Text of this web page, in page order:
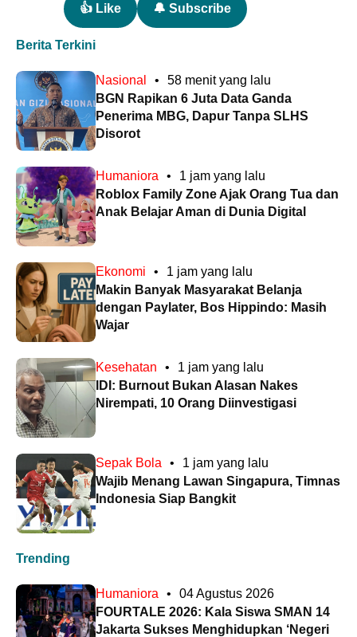
👍 Like 🔔 Subscribe
Berita Terkini
Nasional •
58 menit yang lalu
BGN Rapikan 6 Juta Data Ganda
Penerima MBG, Dapur Tanpa SLHS
Disorot
Humaniora •
1 jam yang lalu
Roblox Family Zone Ajak Orang Tua dan
Anak Belajar Aman di Dunia Digital
Ekonomi •
1 jam yang lalu
Makin Banyak Masyarakat Belanja
dengan Paylater, Bos Hippindo: Masih
Wajar
Kesehatan •
1 jam yang lalu
IDI: Burnout Bukan Alasan Nakes
Nirempati, 10 Orang Diinvestigasi
Sepak Bola •
1 jam yang lalu
Wajib Menang Lawan Singapura, Timnas
Indonesia Siap Bangkit
Trending
Humaniora •
04 Agustus 2026
FOURTALE 2026: Kala Siswa SMAN 14
Jakarta Sukses Menghidupkan ‘Negeri